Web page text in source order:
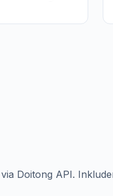
Doitong API.